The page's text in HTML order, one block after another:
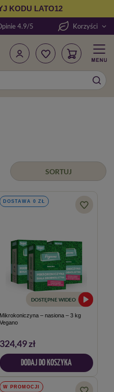
KODU LATO12
4.9/5 Korzyści
SORTUJ
DOSTAWA 0 ZŁ
DOSTĘPNE WIDEO
Mikrokoniczyna – nasiona – 3 kg
Vegano
324,49 zł
DODAJ DO KOSZYKA
W PROMOCJI